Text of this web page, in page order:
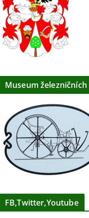
Museum
FB,Twitter,Youtube